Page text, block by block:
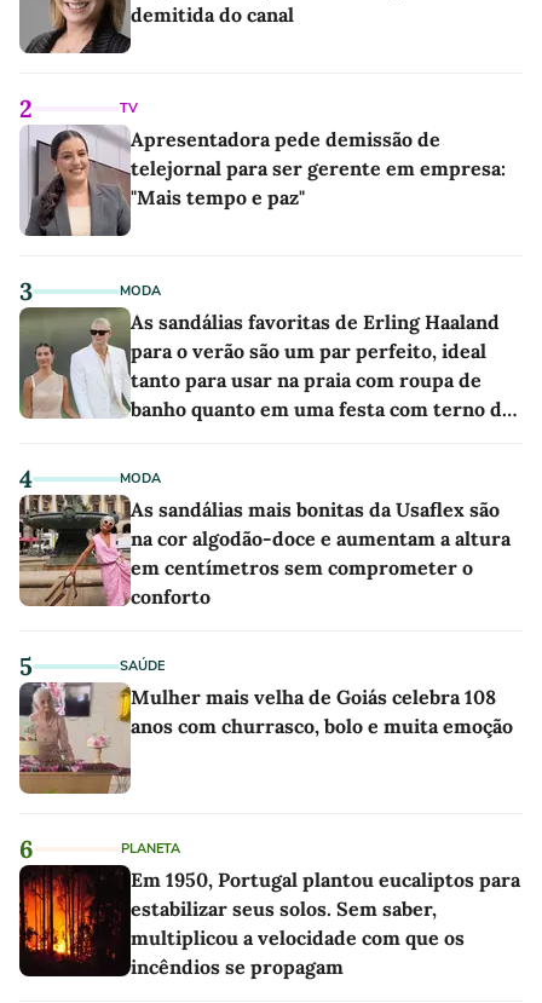
demitida do canal
2 TV
Apresentadora pede demissão de
telejornal para ser gerente em empresa:
"Mais tempo e paz"
3 MODA
As sandálias favoritas de Erling Haaland
para o verão são um par perfeito, ideal
tanto para usar na praia com roupa de
banho quanto em uma festa com terno de
4 MODA
As sandálias mais bonitas da Usaflex são
na cor algodão-doce e aumentam a altura
em centímetros sem comprometer o
conforto
5 SAÚDE
Mulher mais velha de Goiás celebra 108
anos com churrasco, bolo e muita emoção
6 PLANETA
Em 1950, Portugal plantou eucaliptos para
estabilizar seus solos. Sem saber,
multiplicou a velocidade com que os
incêndios se propagam